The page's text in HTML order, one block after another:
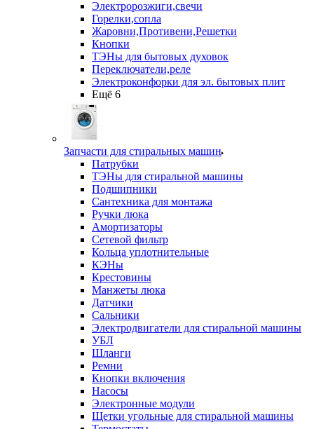
Электророзжиги,свечи
Горелки,сопла
Жаровни,Противени,Решетки
Кнопки
ТЭНы для бытовых духовок
Переключатели,реле
Электроконфорки для эл. бытовых плит
Ещё 6
Запчасти для стиральных машин
Патрубки
ТЭНы для стиральной машины
Подшипники
Сантехника для монтажа
Ручки люка
Амортизаторы
Сетевой фильтр
Кольца уплотнительные
КЭНы
Крестовины
Манжеты люка
Датчики
Сальники
Электродвигатели для стиральной машины
УБЛ
Шланги
Ремни
Кнопки включения
Насосы
Электронные модули
Щетки угольные для стиральной машины